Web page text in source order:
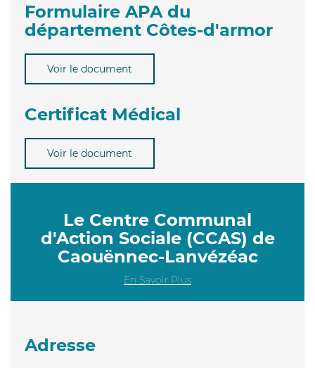
Formulaire APA du
département Côtes-d'armor
Voir le document
Certificat Médical
Voir le document
Le Centre Communal
d'Action Sociale (CCAS) de
Caouënnec-Lanvézéac
En Savoir Plus
Adresse